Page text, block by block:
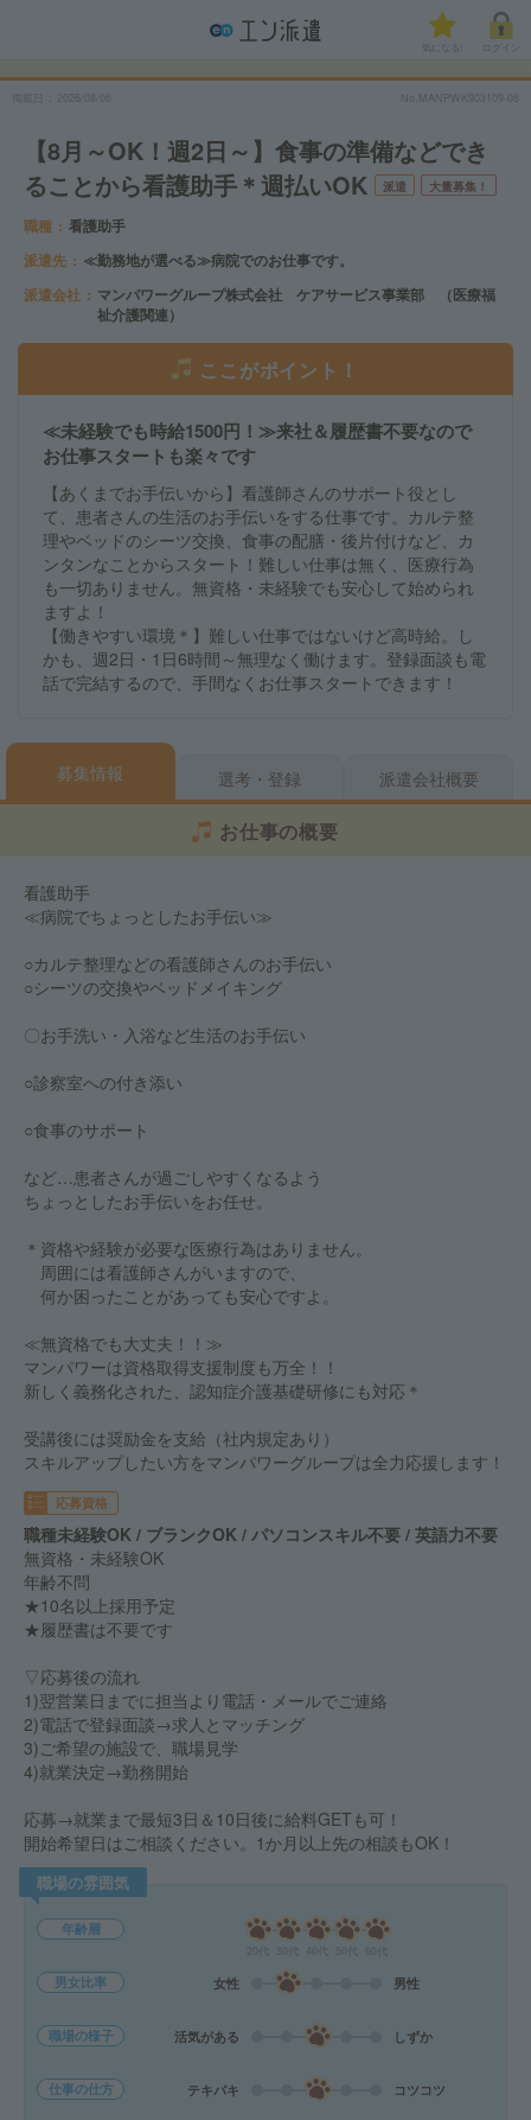
気になる!
No.MANPWK903109-08
【8月～OK！週2日～】食事の準備などでき
ることから看護助手＊週払いOK
派遣 大量募集！
職種
看護助手
派遣先
≪勤務地が選べる≫病院でのお仕事です。
派遣会社
マンパワーグループ株式会社 ケアサービス事業部 （医療福
祉介護関連）
ここがポイント！
≪未経験でも時給1500円！≫来社＆履歴書不要なので
お仕事スタートも楽々です
【あくまでお手伝いから】看護師さんのサポート役とし
て、患者さんの生活のお手伝いをする仕事です。カルテ整
理やベッドのシーツ交換、食事の配膳・後片付けなど、カ
ンタンなことからスタート！難しい仕事は無く、医療行為
も一切ありません。無資格・未経験でも安心して始められ
ますよ！
【働きやすい環境＊】難しい仕事ではないけど高時給。し
かも、週2日・1日6時間～無理なく働けます。登録面談も電
話で完結するので、手間なくお仕事スタートできます！
募集情報 選考・登録 派遣会社概要
お仕事の概要
看護助手
≪病院でちょっとしたお手伝い≫
○カルテ整理などの看護師さんのお手伝い
○シーツの交換やベッドメイキング
〇お手洗い・入浴など生活のお手伝い
○診察室への付き添い
○食事のサポート
など…患者さんが過ごしやすくなるよう
ちょっとしたお手伝いをお任せ。
＊資格や経験が必要な医療行為はありません。
周囲には看護師さんがいますので、
何か困ったことがあっても安心ですよ。
≪無資格でも大丈夫！！≫
マンパワーは資格取得支援制度も万全！！
新しく義務化された、認知症介護基礎研修にも対応＊
受講後には奨励金を支給（社内規定あり）
スキルアップしたい方をマンパワーグループは全力応援します！
応募資格
職種未経験OK / ブランクOK / パソコンスキル不要 / 英語力不要
無資格・未経験OK
年齢不問
★10名以上採用予定
★履歴書は不要です
▽応募後の流れ
1)翌営業日までに担当より電話・メールでご連絡
2)電話で登録面談→求人とマッチング
3)ご希望の施設で、職場見学
4)就業決定→勤務開始
応募→就業まで最短3日＆10日後に給料GETも可！
開始希望日はご相談ください。1か月以上先の相談もOK！
職場の雰囲気
年齢層
男女比率 女性 男性
職場の様子 活気がある しずか
仕事の仕方 テキパキ コツコツ